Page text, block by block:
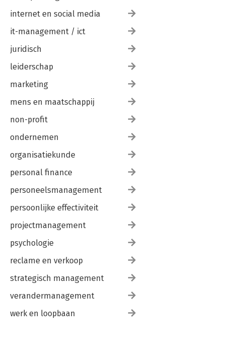
internet en social media
it-management / ict
juridisch
leiderschap
marketing
mens en maatschappij
non-profit
ondernemen
organisatiekunde
personal finance
personeelsmanagement
persoonlijke effectiviteit
projectmanagement
psychologie
reclame en verkoop
strategisch management
verandermanagement
werk en loopbaan